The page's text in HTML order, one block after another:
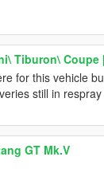
Tiburon\
for this vehicle
still in
GT Mk.V